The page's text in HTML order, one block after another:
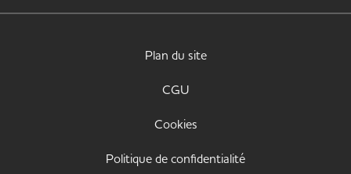
Plan du site
CGU
Cookies
Politique de confidentialité